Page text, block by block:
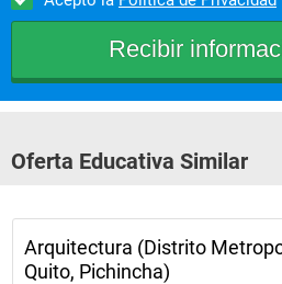
Oferta Educativa Similar
Arquitectura (Distrito
Quito, Pichincha)